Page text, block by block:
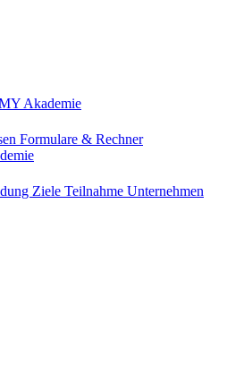
Akademie
Formulare & Rechner
Ziele Teilnahme Unternehmen